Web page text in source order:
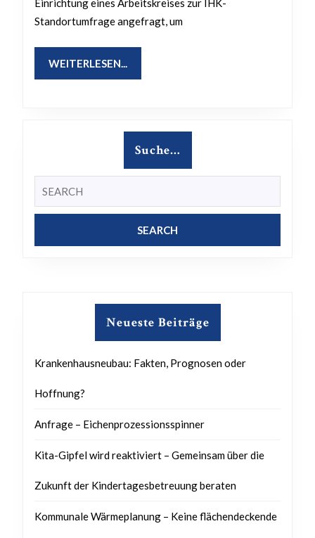
Einrichtung eines Arbeitskreises zur IHK-
Standortumfrage angefragt, um
WEITERLESEN...
Suche…
for:
Neueste Beiträge
Krankenhausneubau: Fakten, Prognosen oder
Hoffnung?
Anfrage – Eichenprozessionsspinner
Kita-Gipfel wird reaktiviert – Gemeinsam über die
Zukunft der Kindertagesbetreuung beraten
Kommunale Wärmeplanung – Keine flächendeckende